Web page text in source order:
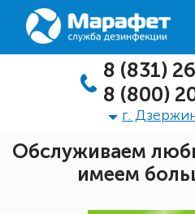
8 (831)
8 (800)
г.
Обслуживаем
имеем